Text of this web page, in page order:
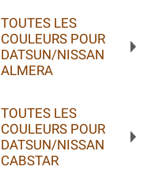
TOUTES LES
COULEURS POUR
DATSUN/NISSAN
ALMERA
TOUTES LES
COULEURS POUR
DATSUN/NISSAN
CABSTAR